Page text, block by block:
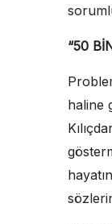
“50
haline